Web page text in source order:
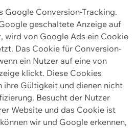
Google Conversion-Tracking.
geschaltete Anzeige auf
wird von Google Ads ein Cookie
Das Cookie für Conversion-
ein Nutzer auf eine von
klickt. Diese Cookies
ihre Gültigkeit und dienen nicht
Besucht der Nutzer
Website und das Cookie ist
wir und Google erkennen,